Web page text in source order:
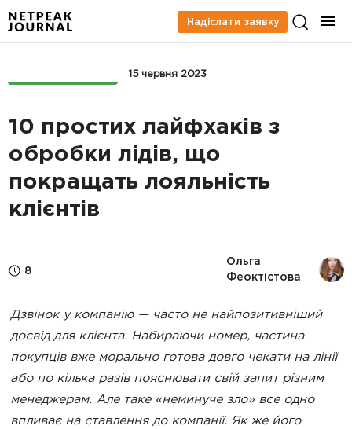
Надіслати заявку
15 червня 2023
10 простих лайфхаків з
обробки лідів, що
покращать лояльність
клієнтів
8
Ольга
Феоктістова
Дзвінок у компанію — часто не найпозитивніший
досвід для клієнта. Набираючи номер, частина
покупців вже морально готова довго чекати на лінії
або по кілька разів пояснювати свій запит різним
менеджерам. Але таке «неминуче зло» все одно
впливає на ставлення до компанії. Як же його